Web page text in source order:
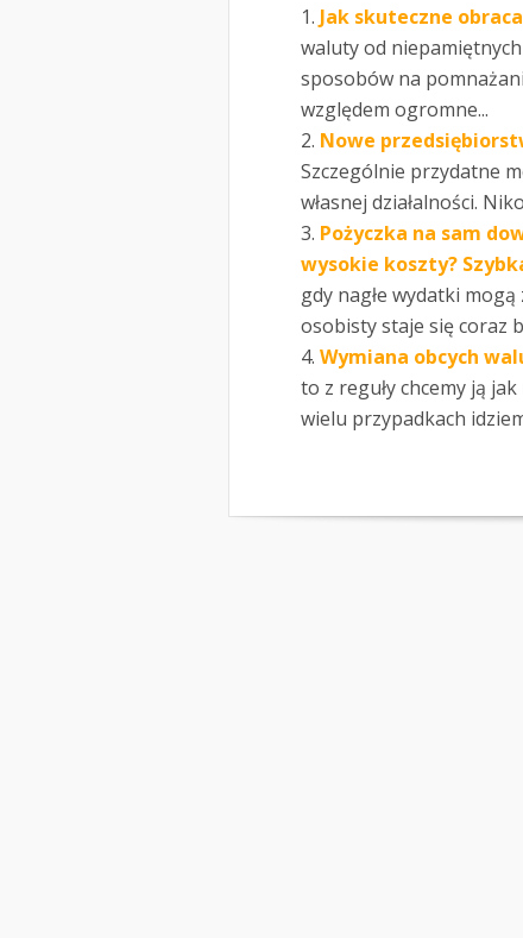
Jak skuteczne
waluty od
sposobów na
względem ogromne...
Nowe
Szczególnie przydatne
własnej działalności.
Pożyczka na sam
wysokie koszty?
gdy nagłe wydatki
osobisty staje się coraz
Wymiana obcych
to z reguły chcemy ją
wielu przypadkach